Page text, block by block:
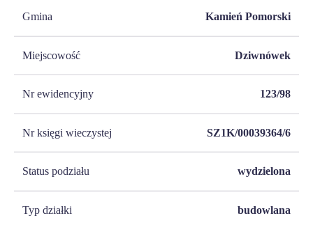
Gmina Kamień Pomorski
Miejscowość Dziwnówek
Nr ewidencyjny 123/98
Nr księgi wieczystej SZ1K/00039364/6
Status podziału wydzielona
Typ działki budowlana